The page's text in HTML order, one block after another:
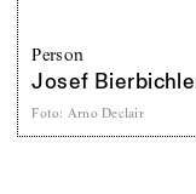
Person
Josef
Foto: Arno Declair